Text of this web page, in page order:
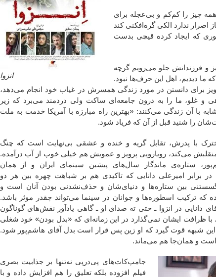
انزوا
همه چیز را کم‌کم و بی‌عجله برای
ندارد الکی گره‌افکنی کند
که ایجاد کرده قیچی بدست
و فرزندانش جلو می‌رویم گرچه
ما دیدیم، اهل این حرف‌ها نبود.
برای دانستن در مورد زندگی همسرش در غیاب خود انجام می‌دهد،
و غلو، ما را به درون جامعه‌ای ساکت ولی دردمند می‌برد که زیر
با آن زندگی می‌کنند: «بهترین راه مبارزه با آمریکا خدمت به ملت
را شنید قبل از آن که فریاد شود.
با پدرش، تقابل گریه و خنده و عشقی بی‌نهایت است که چنگ
می‌کند، رویارویی پرویز و عمویش هم خیلی خوب از آب درآمده.
ستاره‌ی ماندگار سال‌های پیشین سینمای ایران و از همان
برابر امیرعلی دانایی که تاکیدی هم بر شباهت چهره بین هر دو
بین ستاره‌ها و دنیای‌شان و حذف‌نشدنی بودن آنان است و
که ترکیب اسطوره‌ها و جوانان در سینما می‌تواند چقدر موثر باشد.
دانایی در انزوا ـ حتی ته صدای او ـ گاهی یادآور نقش‌های گوناگون
با ظرافت ایشان نمی‌گذارد در این زمانه‌ای که «بدل بودن» خود شغلی
شبهه قوت گیرد که او زین پس قرار است بدل آقای هاشم‌پور شود.
و همان‌جا هم می‌ماند.
جامپ‌کات‌های پی‌درپی نه‌تنها بر جذابیت بصری
فیلم افزوده بلکه تعلیق را هم افزایش داده و با